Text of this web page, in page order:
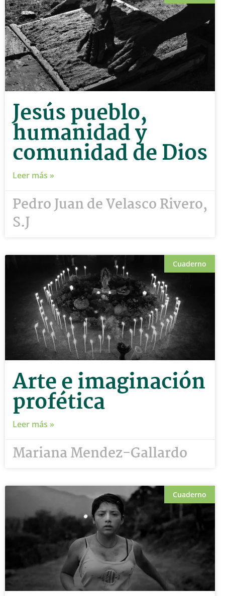
Jesús pueblo,
humanidad y
comunidad de Dios
Leer más »
Pedro Juan de Velasco Rivero,
S.J
Cuaderno
Arte e imaginación
profética
Leer más »
Mariana Mendez-Gallardo
Cuaderno